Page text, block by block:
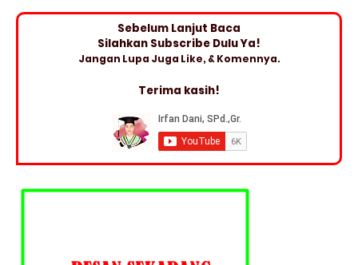
Sebelum Lanjut Baca
Silahkan Subscribe Dulu Ya!
Jangan Lupa Juga Like, & Komennya.
Terima kasih!